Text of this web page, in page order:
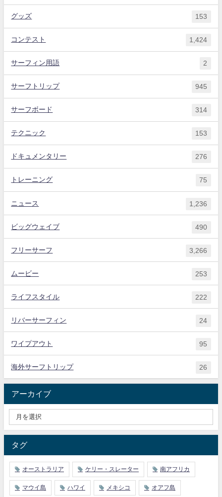
グッズ 153
コンテスト 1,424
サーフィン用語 2
サーフトリップ 945
サーフボード 314
テクニック 153
ドキュメンタリー 276
トレーニング 75
ニュース 1,236
ビッグウェイブ 490
フリーサーフ 3,266
ムービー 253
ライフスタイル 222
リバーサーフィン 24
ワイプアウト 95
海外サーフトリップ 26
アーカイブ
タグ
オーストラリア ケリー・スレーター 南アフリカ
マウイ島 ハワイ メキシコ オアフ島